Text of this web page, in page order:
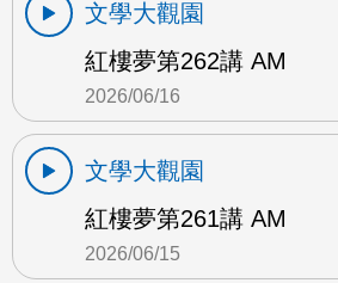
文學大觀園
紅樓夢第262講 AM
2026/06/16
文學大觀園
紅樓夢第261講 AM
2026/06/15